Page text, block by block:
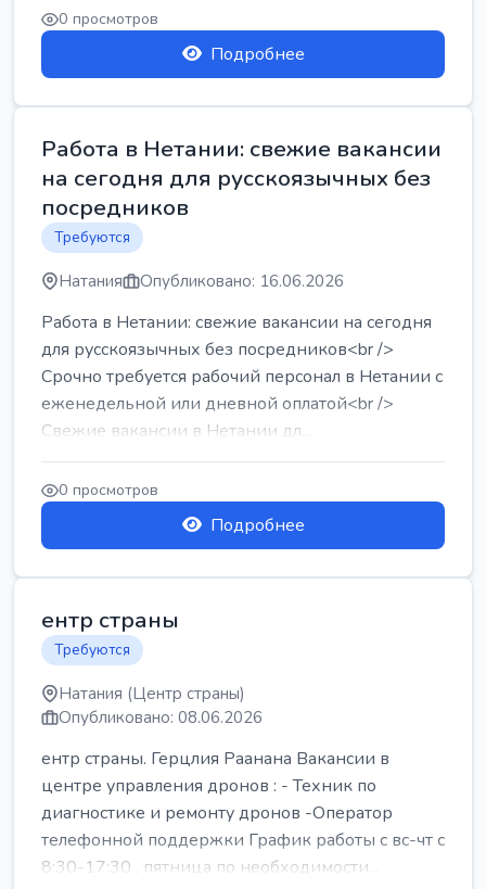
0 просмотров
Подробнее
Работа в Нетании: свежие вакансии
на сегодня для русскоязычных без
посредников
Требуются
Натания Опубликовано: 16.06.2026
Работа в Нетании: свежие вакансии на сегодня
для русскоязычных без посредников<br />
Срочно требуется рабочий персонал в Нетании с
еженедельной или дневной оплатой<br />
Свежие вакансии в Нетании дл...
0 просмотров
Подробнее
ентр страны
Требуются
Натания (Центр страны)
Опубликовано: 08.06.2026
ентр страны. Герцлия Раанана Вакансии в
центре управления дронов : - Техник по
диагностике и ремонту дронов -Оператор
телефонной поддержки График работы с вс-чт с
8:30-17:30 , пятница по необходимости...